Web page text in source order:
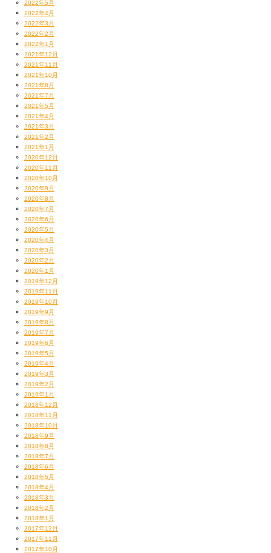
2022年5月
2022年4月
2022年3月
2022年2月
2022年1月
2021年12月
2021年11月
2021年10月
2021年8月
2021年7月
2021年5月
2021年4月
2021年3月
2021年2月
2021年1月
2020年12月
2020年11月
2020年10月
2020年9月
2020年8月
2020年7月
2020年6月
2020年5月
2020年4月
2020年3月
2020年2月
2020年1月
2019年12月
2019年11月
2019年10月
2019年9月
2019年8月
2019年7月
2019年6月
2019年5月
2019年4月
2019年3月
2019年2月
2019年1月
2018年12月
2018年11月
2018年10月
2018年9月
2018年8月
2018年7月
2018年6月
2018年5月
2018年4月
2018年3月
2018年2月
2018年1月
2017年12月
2017年11月
2017年10月